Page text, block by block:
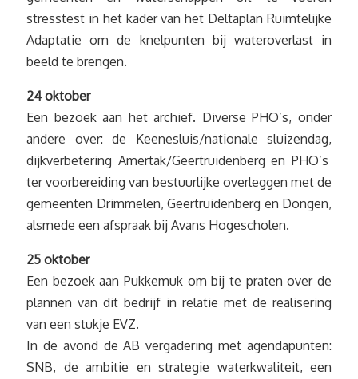
stresstest in het kader van het Deltaplan Ruimtelijke
Adaptatie om de knelpunten bij wateroverlast in
beeld te brengen.
24 oktober
Een bezoek aan het archief. Diverse PHO’s, onder
andere over: de Keenesluis/nationale sluizendag,
dijkverbetering Amertak/Geertruidenberg en PHO’s
ter voorbereiding van bestuurlijke overleggen met de
gemeenten Drimmelen, Geertruidenberg en Dongen,
alsmede een afspraak bij Avans Hogescholen.
25 oktober
Een bezoek aan Pukkemuk om bij te praten over de
plannen van dit bedrijf in relatie met de realisering
van een stukje EVZ.
In de avond de AB vergadering met agendapunten:
SNB, de ambitie en strategie waterkwaliteit, een